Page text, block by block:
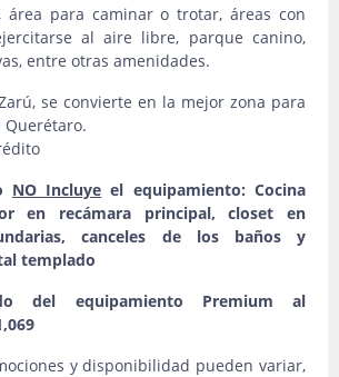
área para caminar o trotar, áreas con
al aire libre, parque canino,
entre otras amenidades.
se convierte en la mejor zona para
NO Incluye el equipamiento: Cocina
en recámara principal, closet en
canceles de los baños y
templado
del equipamiento Premium al
y disponibilidad pueden variar,